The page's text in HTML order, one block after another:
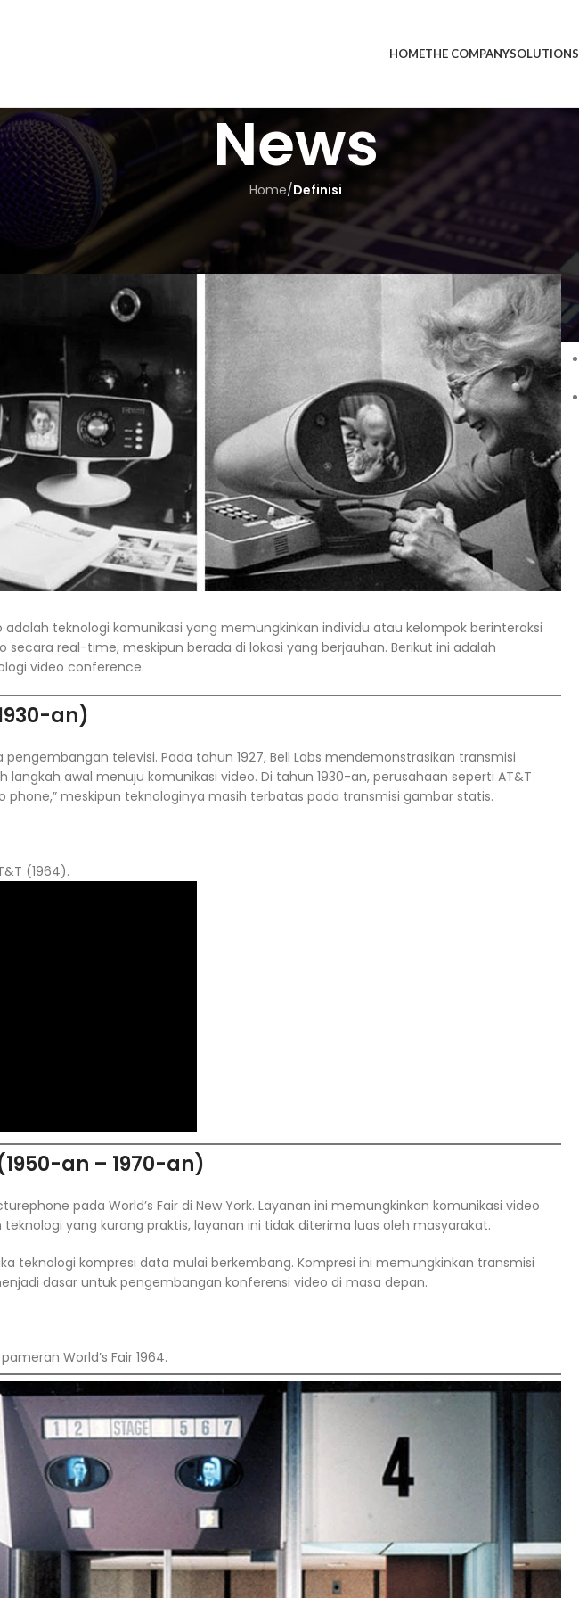
HOMETHE COMPANYSOLUTIONS
News
Home/Definisi
DEFINISI
Video Conference
Posted by Inmedia On December 20, 2024
teknologi komunikasi yang memungkinkan individu atau kelompok berinteraksi
secara real-time, meskipun berada di lokasi yang berjauhan. Berikut ini adalah
video conference.
an)
televisi. Pada tahun 1927, Bell Labs mendemonstrasikan transmisi
awal menuju komunikasi video. Di tahun 1930-an, perusahaan seperti AT&T
meskipun teknologinya masih terbatas pada transmisi gambar statis.
(1964).
an – 1970-an)
pada World’s Fair di New York. Layanan ini memungkinkan komunikasi video
yang kurang praktis, layanan ini tidak diterima luas oleh masyarakat.
teknologi kompresi data mulai berkembang. Kompresi ini memungkinkan transmisi
dasar untuk pengembangan konferensi video di masa depan.
World’s Fair 1964.